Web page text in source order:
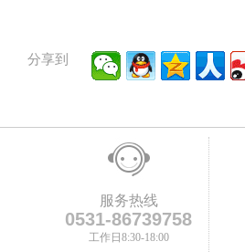
分享到
服务热线
0531-86739758
工作日8:30-18:00